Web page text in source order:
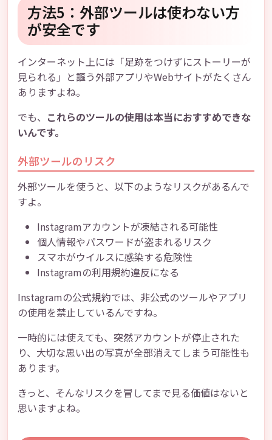
方法5：外部ツールは使わない方
が安全です
インターネット上には「足跡をつけずにストーリーが
見られる」と謳う外部アプリやWebサイトがたくさん
ありますよね。
でも、 これらのツールの使用は本当におすすめできな
いんです。
外部ツールのリスク
外部ツールを使うと、以下のようなリスクがあるんで
すよ。
Instagramアカウントが凍結される可能性
個人情報やパスワードが盗まれるリスク
スマホがウイルスに感染する危険性
Instagramの利用規約違反になる
Instagramの公式規約では、非公式のツールやアプリ
の使用を禁止しているんですね。
一時的には使えても、突然アカウントが停止された
り、大切な思い出の写真が全部消えてしまう可能性も
あります。
きっと、そんなリスクを冒してまで見る価値はないと
思いますよね。